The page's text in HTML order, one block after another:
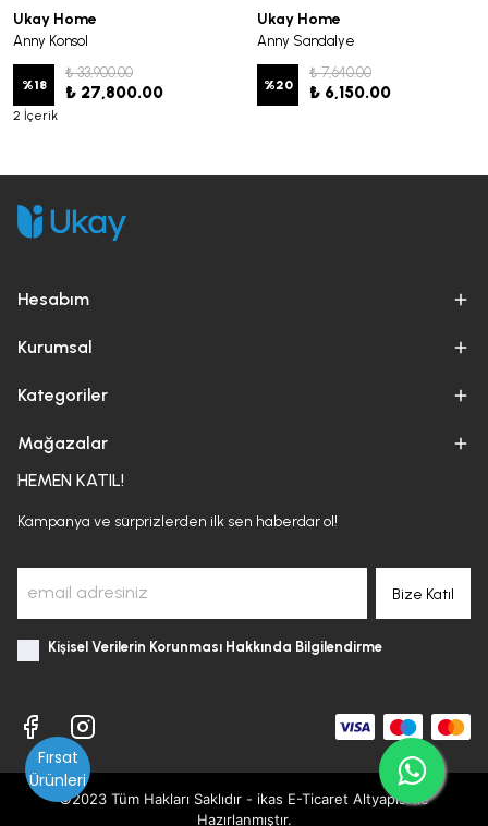
Ukay Home
Anny Konsol
%18
₺ 33,900.00
₺ 27,800.00
2 İçerik
Ukay Home
Anny Sandalye
%20
₺ 7,640.00
₺ 6,150.00
Hesabım
Kurumsal
Kategoriler
Mağazalar
HEMEN KATIL!
Kampanya ve sürprizlerden ilk sen haberdar ol!
Bize Katıl
Kişisel Verilerin Korunması Hakkında Bilgilendirme
©2023 Tüm Hakları Saklıdır - ikas E-Ticaret Altyapısı ile
Hazırlanmıştır.
Fırsat
Ürünleri